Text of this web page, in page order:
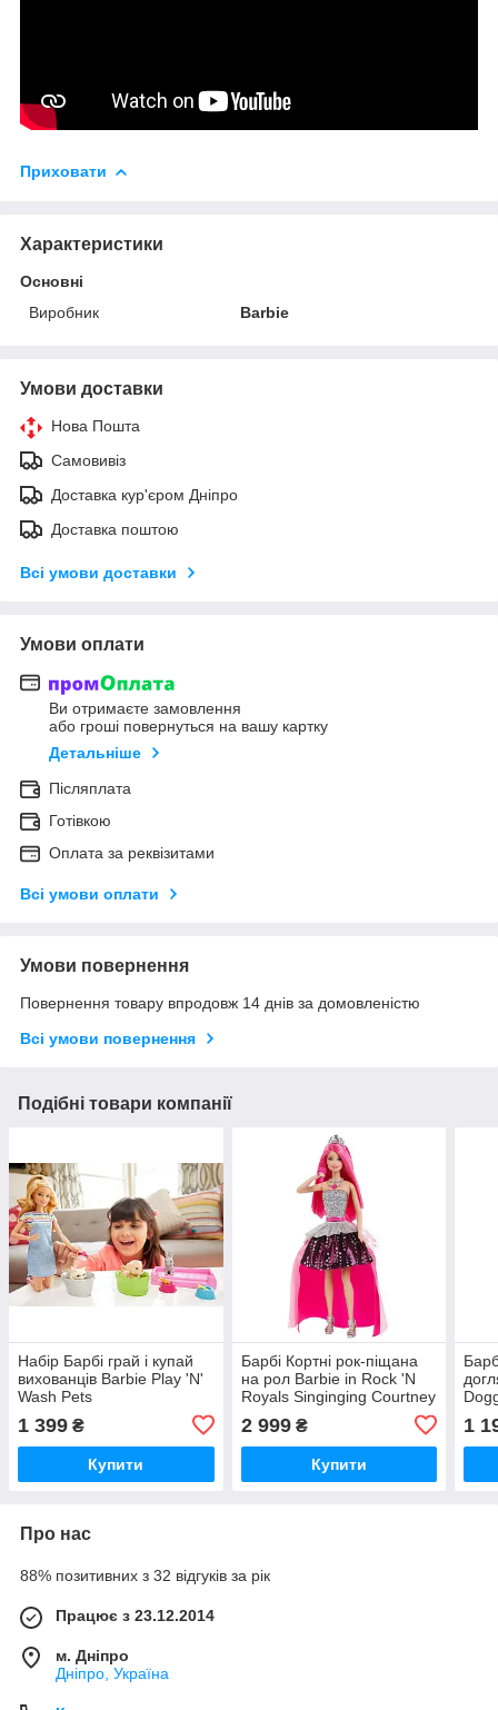
Приховати
Характеристики
Основні
Виробник
Barbie
Умови доставки
Нова Пошта
Самовивіз
Доставка кур'єром Дніпро
Доставка поштою
Всі умови доставки
Умови оплати
Ви отримаєте замовлення
або гроші повернуться на вашу картку
Детальніше
Післяплата
Готівкою
Оплата за реквізитами
Всі умови оплати
Умови повернення
Повернення товару впродовж 14 днів за домовленістю
Всі умови повернення
Подібні товари компанії
Набір Барбі грай і купай
вихованців Barbie Play 'N'
Wash Pets
1 399 ₴
Купити
Барбі Кортні рок-піщана
на рол Barbie in Rock 'N
Royals Singinging Courtney
2 999₴
Купити
1
Про нас
88% позитивних з 32 відгуків за рік
Працює з 23.12.2014
м. Дніпро
Дніпро, Україна